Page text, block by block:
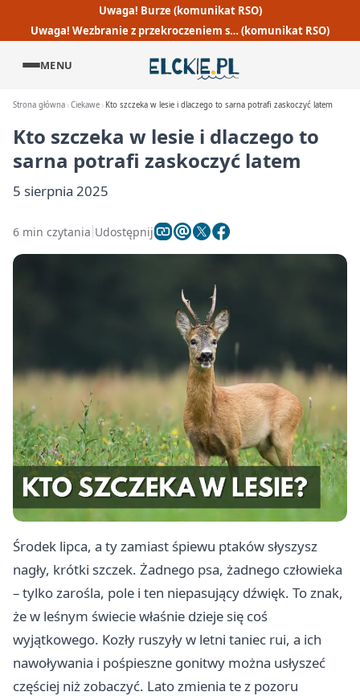
Uwaga! Burze (komunikat RSO)
Uwaga! Wezbranie z przekroczeniem s… (komunikat RSO)
MENU
Strona główna Ciekawe Kto szczeka w lesie i dlaczego to sarna potrafi zaskoczyć latem
Kto szczeka w lesie i dlaczego to
sarna potrafi zaskoczyć latem
5 sierpnia 2025
6 min czytania Udostępnij
Środek lipca, a ty zamiast śpiewu ptaków słyszysz
nagły, krótki szczek. Żadnego psa, żadnego człowieka
– tylko zarośla, pole i ten niepasujący dźwięk. To znak,
że w leśnym świecie właśnie dzieje się coś
wyjątkowego. Kozły ruszyły w letni taniec rui, a ich
nawoływania i pośpieszne gonitwy można usłyszeć
częściej niż zobaczyć. Lato zmienia te z pozoru